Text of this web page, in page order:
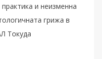
и неизменна
грижа в
Токуда